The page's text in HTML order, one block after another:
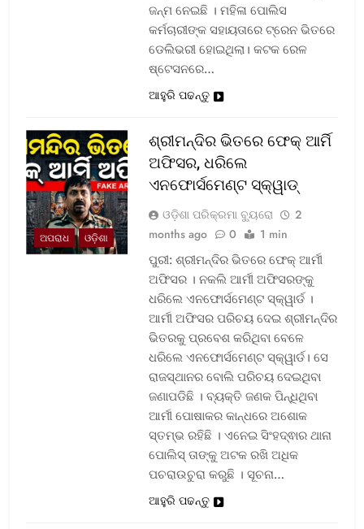
ଜନ୍ମ ନେଇଛି । ମହିଳା ପୋଲିସ
କର୍ମଚାରୀଙ୍କ ସହାୟତାରେ ଟ୍ରେନ ଭିତରେ
ଡେଲିଭରୀ ହୋଇଥିଲା। କଟକ ରେଳ
ଷ୍ଟେସନରେ…
ଆହୁରି ପଢନ୍ତୁ
ଅପରାଧ ଓଡ଼ିଶା
ଶ୍ରୀମନ୍ଦିର ଭିତରେ ଫେକ୍ ଆର୍ମି
ଅଫିସର, ଧରିଲେ
ଏନଫୋର୍ସମେଣ୍ଟ ସ୍କ୍ୱାଡ୍‌
ଓଡ଼ିଶା ପରିକ୍ରମା ବ୍ୟୁରୋ
2
months ago
0 1 min
ପୁରୀ: ଶ୍ରୀମନ୍ଦିର ଭିତରେ ଫେକ୍ ଆର୍ମୀ
ଅଫିସର । ନକଲି ଆର୍ମୀ ଅଫିସରଙ୍କୁ
ଧରିଲେ ଏନଫୋର୍ସମେଣ୍ଟ ସ୍କ୍ୱାର୍ଡ ।
ଆର୍ମୀ ଅଫିସର ପରିଚୟ ଦେଇ ଶ୍ରୀମନ୍ଦିର
ଭିତରକୁ ପ୍ରବେଶ କରିଥିବା ବେଳେ
ଧରିଲେ ଏନଫୋର୍ସମେଣ୍ଟ ସ୍କ୍ୱାର୍ଡ। ସେ
ରାଜସ୍ଥାନର ବୋଲି ପରିଚୟ ଦେଇଥିବା
ଜଣାପଡିଛି । ବ୍ୟକ୍ତି ଜଣକ ପିନ୍ଧିଥିବା
ଆର୍ମୀ ପୋଷାକର କାନ୍ଧରେ ଅଶୋକ
ସ୍ତମ୍ଭ ରହିଛି । ଏନେଇ ସିଂହଦ୍ଵାର ଥାନା
ପୋଲିସ୍ ତାଙ୍କୁ ଅଟକ ରଖି ଅଧିକ
ପଚରାଉଚୁରା କରୁଛି । ସୂଚନା…
ଆହୁରି ପଢନ୍ତୁ